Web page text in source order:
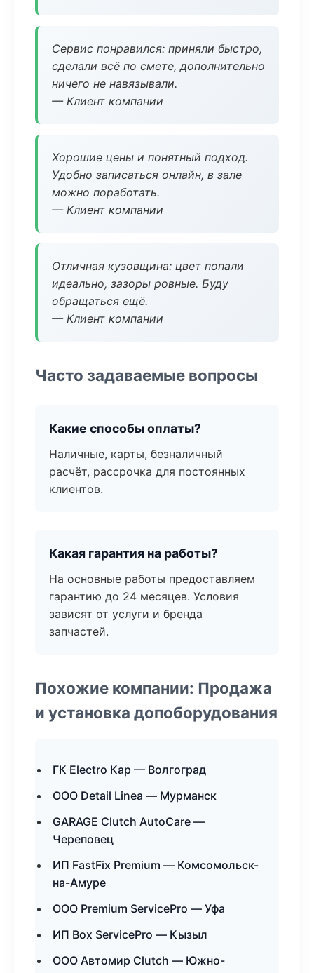
Сервис понравился: приняли быстро,
сделали всё по смете, дополнительно
ничего не навязывали.
— Клиент компании
Хорошие цены и понятный подход.
Удобно записаться онлайн, в зале
можно поработать.
— Клиент компании
Отличная кузовщина: цвет попали
идеально, зазоры ровные. Буду
обращаться ещё.
— Клиент компании
Часто задаваемые вопросы
Какие способы оплаты?
Наличные, карты, безналичный
расчёт, рассрочка для постоянных
клиентов.
Какая гарантия на работы?
На основные работы предоставляем
гарантию до 24 месяцев. Условия
зависят от услуги и бренда
запчастей.
Похожие компании: Продажа
и установка допоборудования
ГК Electro Кар — Волгоград
ООО Detail Linea — Мурманск
GARAGE Clutch AutoCare —
Череповец
ИП FastFix Premium — Комсомольск-
на-Амуре
ООО Premium ServicePro — Уфа
ИП Box ServicePro — Кызыл
ООО Автомир Clutch — Южно-